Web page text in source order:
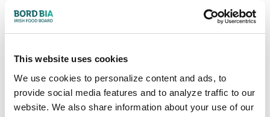
This website uses cookies
We use cookies to personalize content and ads, to
provide social media features and to analyze traffic to our
website. We also share information about your use of our
Teilnehmern in Kochvideos gezeigt, wie sie aus
irischen Zutaten ein köstliches Drei-Gänge-Menü
Räucherlachs, Lamm, Starkbier und Whiskey von
der grünen Insel auf dem Speiseplan. Es werden
Rezeptkarten zum Download angeboten, damit die
Teilnehmer Vorbereitungen treffen und ihr eigenes